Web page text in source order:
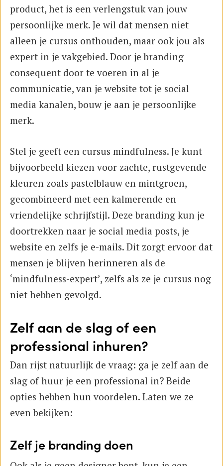
product, het is een verlengstuk van jouw
persoonlijke merk. Je wil dat mensen niet
alleen je cursus onthouden, maar ook jou als
expert in je vakgebied. Door je branding
consequent door te voeren in al je
communicatie, van je website tot je social
media kanalen, bouw je aan je persoonlijke
merk.
Stel je geeft een cursus mindfulness. Je kunt
bijvoorbeeld kiezen voor zachte, rustgevende
kleuren zoals pastelblauw en mintgroen,
gecombineerd met een kalmerende en
vriendelijke schrijfstijl. Deze branding kun je
doortrekken naar je social media posts, je
website en zelfs je e-mails. Dit zorgt ervoor dat
mensen je blijven herinneren als de
‘mindfulness-expert’, zelfs als ze je cursus nog
niet hebben gevolgd.
Zelf aan de slag of een
professional inhuren?
Dan rijst natuurlijk de vraag: ga je zelf aan de
slag of huur je een professional in? Beide
opties hebben hun voordelen. Laten we ze
even bekijken:
Zelf je branding doen